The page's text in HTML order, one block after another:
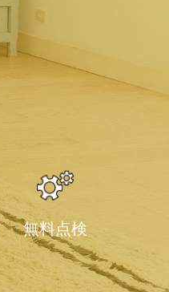
無料点検